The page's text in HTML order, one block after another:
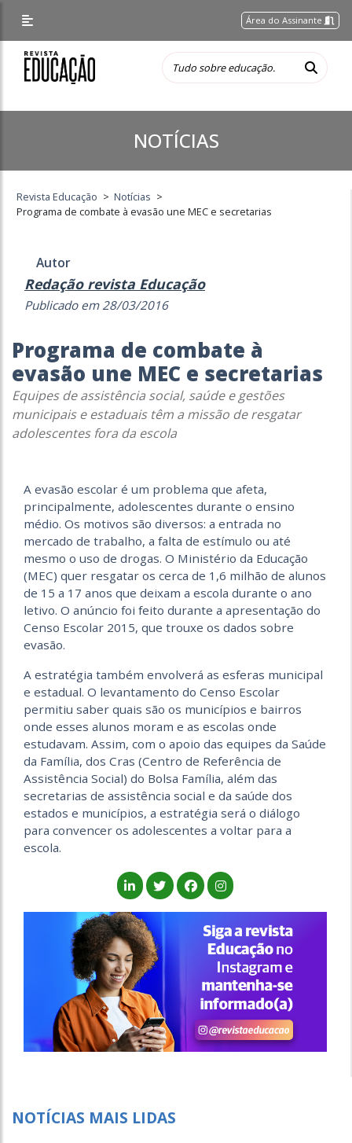
Área do Assinante
NOTÍCIAS
Revista Educação > Notícias >
Programa de combate à evasão une MEC e secretarias
Autor
Redação revista Educação
Publicado em 28/03/2016
Programa de combate à
evasão une MEC e secretarias
Equipes de assistência social, saúde e gestões
municipais e estaduais têm a missão de resgatar
adolescentes fora da escola
A evasão escolar é um problema que afeta,
principalmente, adolescentes durante o ensino
médio. Os motivos são diversos: a entrada no
mercado de trabalho, a falta de estímulo ou até
mesmo o uso de drogas. O Ministério da Educação
(MEC) quer resgatar os cerca de 1,6 milhão de alunos
de 15 a 17 anos que deixam a escola durante o ano
letivo. O anúncio foi feito durante a apresentação do
Censo Escolar 2015, que trouxe os dados sobre
evasão.
A estratégia também envolverá as esferas municipal
e estadual. O levantamento do Censo Escolar
permitiu saber quais são os municípios e bairros
onde esses alunos moram e as escolas onde
estudavam. Assim, com o apoio das equipes da Saúde
da Família, dos Cras (Centro de Referência de
Assistência Social) do Bolsa Família, além das
secretarias de assistência social e da saúde dos
estados e municípios, a estratégia será o diálogo
para convencer os adolescentes a voltar para a
escola.
NOTÍCIAS MAIS LIDAS